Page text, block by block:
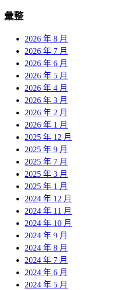
彙整
2026 年 8 月
2026 年 7 月
2026 年 6 月
2026 年 5 月
2026 年 4 月
2026 年 3 月
2026 年 2 月
2026 年 1 月
2025 年 12 月
2025 年 9 月
2025 年 7 月
2025 年 3 月
2025 年 1 月
2024 年 12 月
2024 年 11 月
2024 年 10 月
2024 年 9 月
2024 年 8 月
2024 年 7 月
2024 年 6 月
2024 年 5 月